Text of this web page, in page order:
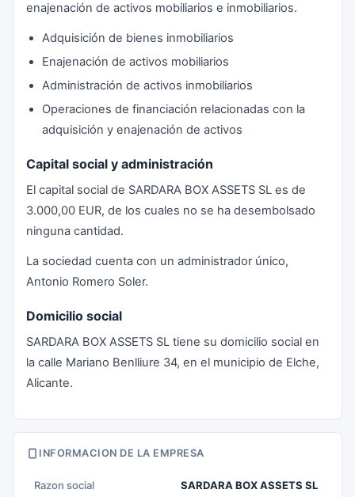
enajenación de activos mobiliarios e inmobiliarios.
Adquisición de bienes inmobiliarios
Enajenación de activos mobiliarios
Administración de activos inmobiliarios
Operaciones de financiación relacionadas con la
adquisición y enajenación de activos
Capital social y administración
El capital social de SARDARA BOX ASSETS SL es de
3.000,00 EUR, de los cuales no se ha desembolsado
ninguna cantidad.
La sociedad cuenta con un administrador único,
Antonio Romero Soler.
Domicilio social
SARDARA BOX ASSETS SL tiene su domicilio social en
la calle Mariano Benlliure 34, en el municipio de Elche,
Alicante.
INFORMACION DE LA EMPRESA
Razon social SARDARA BOX ASSETS SL